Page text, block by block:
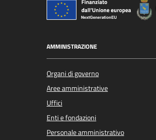
AMMINISTRAZIONE
Organi di governo
Aree amministrative
Uffici
Enti e fondazioni
Personale amministrativo